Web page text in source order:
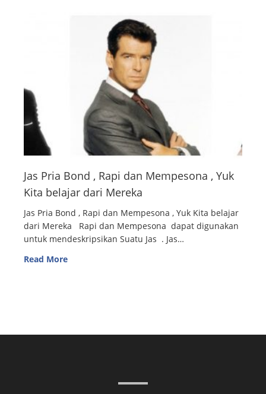
Jas Pria Bond , Rapi dan Mempesona , Yuk
Kita belajar dari Mereka
Jas Pria Bond , Rapi dan Mempesona , Yuk Kita belajar
dari Mereka Rapi dan Mempesona dapat digunakan
untuk mendeskripsikan Suatu Jas . Jas…
Read More